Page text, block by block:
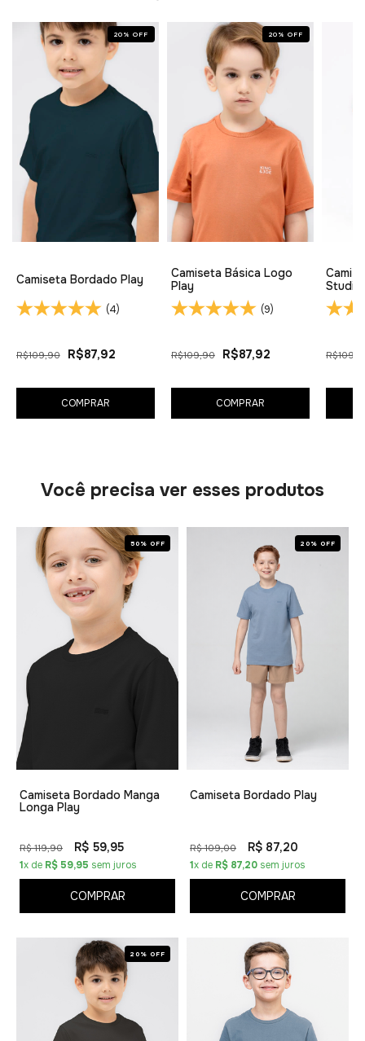
20 %OFF
Camiseta Bordado Play
(4)
R$109,90 R$87,92
COMPRAR
20 %OFF
Camiseta Básica Logo
Play
(9)
R$109,90 R$87,92
COMPRAR
Studio
Você precisa ver esses produtos
50% OFF
Camiseta Bordado Manga
Longa Play
R$ 119,90 R$ 59,95
1x de R$ 59,95 sem juros
COMPRAR
20% OFF
Camiseta Bordado Play
R$ 109,00 R$ 87,20
1x de R$ 87,20 sem juros
COMPRAR
20% OFF